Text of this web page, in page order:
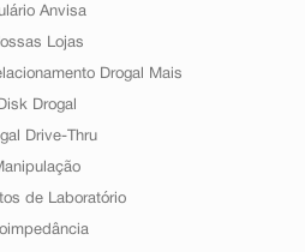
Anvisa
Lojas
Drogal Mais
Disk Drogal
Drive-Thru
de Laboratório